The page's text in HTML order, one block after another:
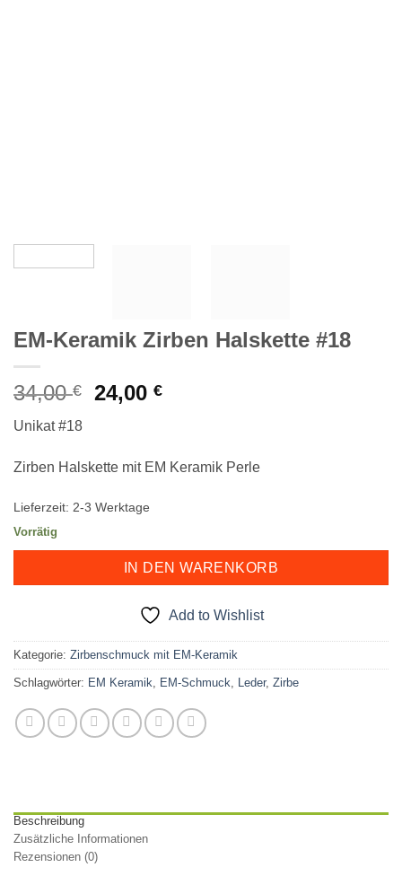
EM-Keramik Zirben Halskette #18
34,00€
Ursprünglicher
34,00 €
24,00€Aktueller
24,00 €.
Unikat #18
Zirben Halskette mit EM Keramik Perle
Lieferzeit: 2-3 Werktage
Vorrätig
IN DEN WARENKORB
Add to Wishlist
Kategorie: Zirbenschmuck mit EM-Keramik
Schlagwörter: EM Keramik, EM-Schmuck, Leder, Zirbe
Beschreibung
Zusätzliche Informationen
Rezensionen (0)